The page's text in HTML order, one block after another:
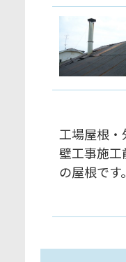
工場屋根・
壁工事施工
の屋根です。